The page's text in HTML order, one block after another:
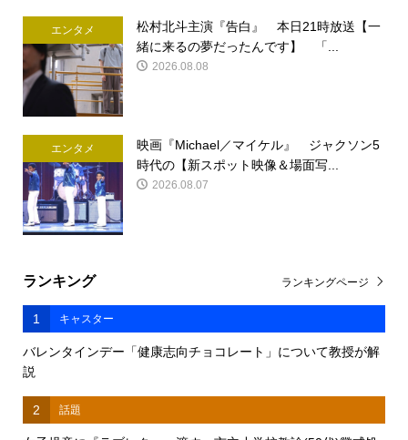
エンタメ
松村北斗主演『告白』 本日21時放送【一
緒に来るの夢だったんです】 「...
2026.08.08
エンタメ
映画『Michael／マイケル』 ジャクソン5
時代の【新スポット映像＆場面写...
2026.08.07
ランキング
1 キャスター
バレンタインデー「健康志向チョコレート」について教授が解
説
2 話題
ランキングページ